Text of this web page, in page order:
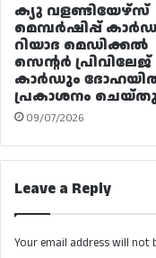
ക്യു വളണ്ടിയേഴ്‌സ്
മെമ്പർഷിപ്പ്
റിയാദ മെഡിക്കൽ
സെന്റർ പ്രിവിലേജ്
കാർഡും
പ്രകാശനം
09/07/2026
Leave a Reply
Your email address will not